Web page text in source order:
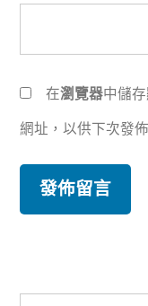
在瀏覽器中儲
網址，以供下次發